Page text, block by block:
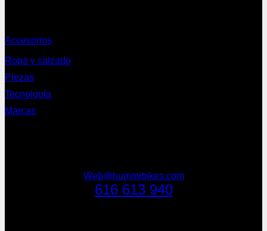
Accesorios
Ropa y calzado
Piezas
Tecnología
Marcas
Web@hummibikes.com
616 613 940